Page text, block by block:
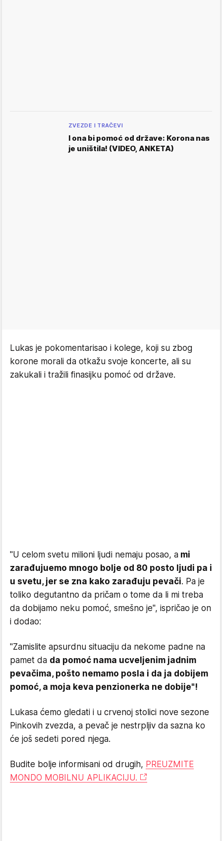
ZVEZDE I TRAČEVI
I ona bi pomoć od države: Korona nas
je uništila! (VIDEO, ANKETA)
Lukas je pokomentarisao i kolege, koji su zbog
korone morali da otkažu svoje koncerte, ali su
zakukali i tražili finasijku pomoć od države.
"U celom svetu milioni ljudi nemaju posao, a mi
zarađujuemo mnogo bolje od 80 posto ljudi pa i
u svetu, jer se zna kako zarađuju pevači. Pa je
toliko degutantno da pričam o tome da li mi treba
da dobijamo neku pomoć, smešno je", ispričao je on
i dodao:
"Zamislite apsurdnu situaciju da nekome padne na
pamet da da pomoć nama ucveljenim jadnim
pevačima, pošto nemamo posla i da ja dobijem
pomoć, a moja keva penzionerka ne dobije"!
Lukasa ćemo gledati i u crvenoj stolici nove sezone
Pinkovih zvezda, a pevač je nestrpljiv da sazna ko
će još sedeti pored njega.
Budite bolje informisani od drugih, PREUZMITE
MONDO MOBILNU APLIKACIJU.